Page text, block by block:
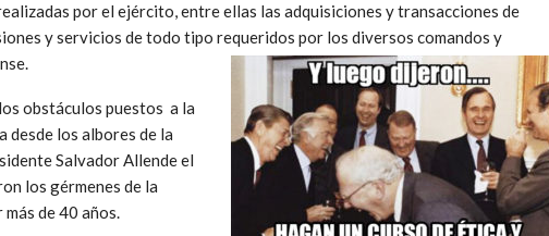
por el ejército, entre ellas las adquisiciones y transacciones de
y servicios de todo tipo requeridos por los diversos comandos y
obstáculos puestos a la
desde los albores de la
Salvador Allende el
los gérmenes de la
de 40 años.